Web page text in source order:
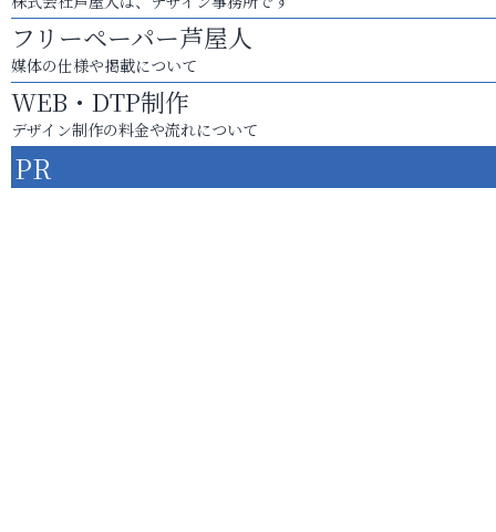
フリーペーパー芦屋人
媒体の仕様や掲載について
WEB・DTP制作
デザイン制作の料金や流れについて
PR